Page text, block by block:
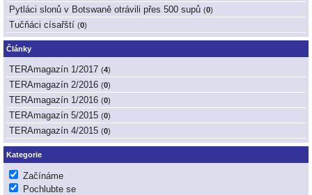
Pytláci slonů v Botswaně otrávili přes 500 supů (0)
Tučňáci císařští (0)
Články
TERAmagazín 1/2017 (4)
TERAmagazín 2/2016 (0)
TERAmagazín 1/2016 (0)
TERAmagazín 5/2015 (0)
TERAmagazín 4/2015 (0)
Kategorie
Začínáme
Pochlubte se